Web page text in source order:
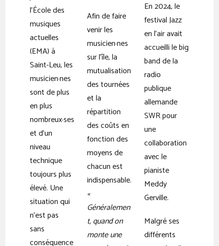
l’École des
musiques
actuelles
(EMA) à
Saint-Leu, les
musicien·nes
sont de plus
en plus
nombreux·ses
et d’un
niveau
technique
toujours plus
élevé. Une
situation qui
n’est pas
sans
conséquence
Afin de faire
venir les
musicien·nes
sur l’île, la
mutualisation
des tournées
et la
répartition
des coûts en
fonction des
moyens de
chacun est
indispensable.
«
Généralemen
t, quand on
monte une
En 2024, le
festival Jazz
en l’air avait
accueilli le big
band de la
radio
publique
allemande
SWR pour
une
collaboration
avec le
pianiste
Meddy
Gerville.
Malgré ses
différents